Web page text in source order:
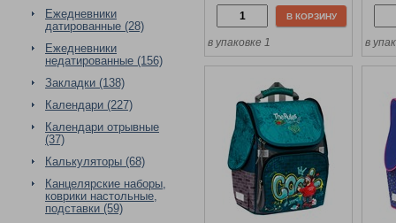
Ежедневники
датированные (28)
Ежедневники
недатированные (156)
Закладки (138)
Календари (227)
Календари отрывные
(37)
Калькуляторы (68)
Канцелярские наборы,
коврики настольные,
подставки (59)
В КОРЗИНУ
в упаковке 1 в